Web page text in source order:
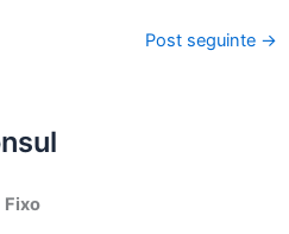
Post seguinte →
Fixo